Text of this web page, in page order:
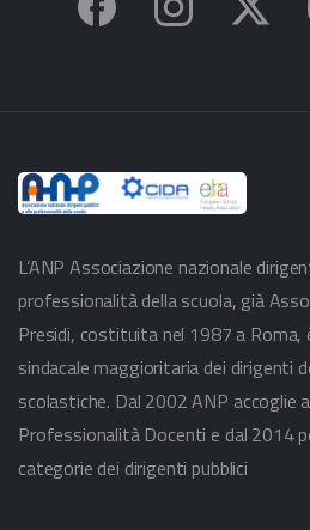
L’ANP Associazione nazionale
professionalità della scuola, già
Presidi, costituita nel 1987 a Roma,
sindacale maggioritaria dei dirigenti
scolastiche. Dal 2002 ANP accoglie
Professionalità Docenti e dal 2014
categorie dei dirigenti pubblici